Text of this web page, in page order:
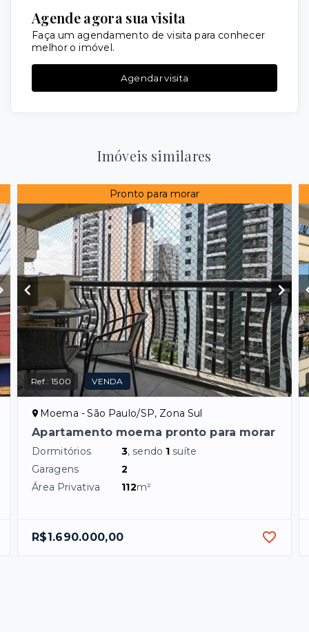
Agende agora sua visita
Faça um agendamento de visita para conhecer
melhor o imóvel.
Agendar visita
Imóveis similares
Pronto para morar
Ref.:1500 VENDA
Moema - São Paulo/SP, Zona Sul
Apartamento moema pronto para morar
Dormitórios 3, sendo 1 suíte
Garagens
2
Área Privativa
112m²
R$1.690.000,00